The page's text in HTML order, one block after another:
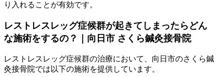
り入れることが有効です。
レストレスレッグ症候群が起きてしまったらどん
な施術をするの？｜向日市 さくら鍼灸接骨院
レストレスレッグ症候群の治療において、向日市のさくら鍼
灸接骨院では以下の施術を提供しています。